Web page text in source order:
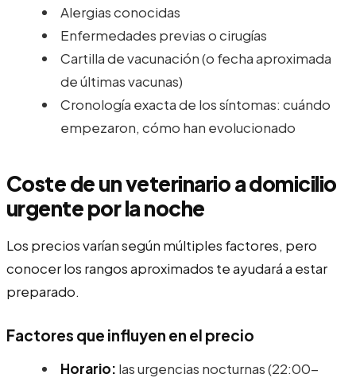
Alergias conocidas
Enfermedades previas o cirugías
Cartilla de vacunación (o fecha aproximada
de últimas vacunas)
Cronología exacta de los síntomas: cuándo
empezaron, cómo han evolucionado
Coste de un veterinario a domicilio
urgente por la noche
Los precios varían según múltiples factores, pero
conocer los rangos aproximados te ayudará a estar
preparado.
Factores que influyen en el precio
Horario: las urgencias nocturnas (22:00-